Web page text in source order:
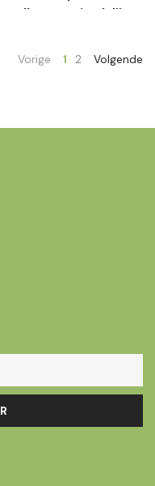
zaadbommetjes | Jij
Vorige 1 2 Volgende